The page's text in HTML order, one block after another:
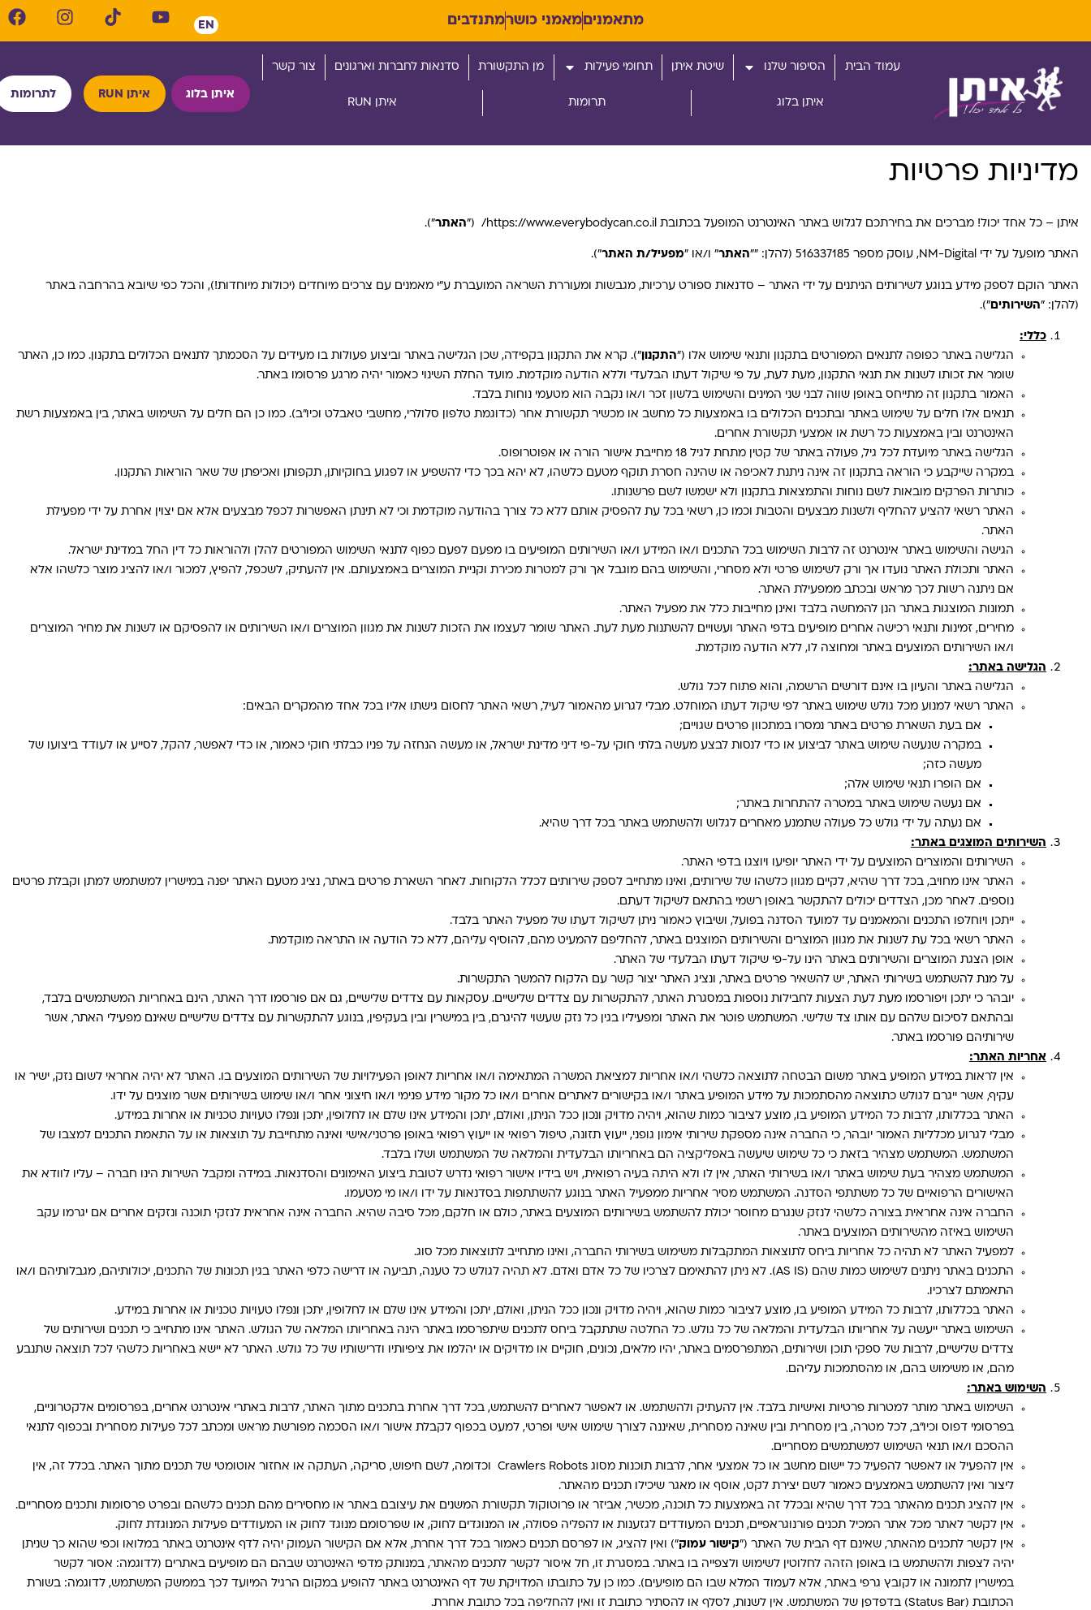
מתאמנים מאמני כושרמתנדבים EN
עמוד הבית הסיפור שלנו שיטת איתן תחומי פעילות מן התקשורת סדנאות לחברות וארגונים צור קשר
איתן בלוג תרומות איתן RUN
איתן בלוג איתן RUN לתרומות
מדיניות פרטיות
איתן – כל אחד יכול! מברכים את בחירתכם לגלוש באתר האינטרנט המופעל בכתובת https://www.everybodycan.co.il/ (״ האתר״).
האתר מופעל על ידי NM-Digital, עוסק מספר 516337185 (להלן: "" האתר" ו/או "מפעיל/ת האתר").
האתר הוקם לספק מידע בנוגע לשירותים הניתנים על ידי האתר – סדנאות ספורט ערכיות, מגבשות ומעוררת השראה המועברת ע"י מאמנים עם צרכים מיוחדים (יכולות מיוחדות!), והכל כפי שיובא בהרחבה באתר
(להלן: "השירותים ").
כללי:
הגלישה באתר כפופה לתנאים המפורטים בתקנון ותנאי שימוש אלו (״התקנון ״). קרא את התקנון בקפידה, שכן הגלישה באתר וביצוע פעולות בו מעידים על הסכמתך לתנאים הכלולים בתקנון. כמו כן, האתר
שומר את זכותו לשנות את תנאי התקנון, מעת לעת, על פי שיקול דעתו הבלעדי וללא הודעה מוקדמת. מועד החלת השינוי כאמור יהיה מרגע פרסומו באתר.
האמור בתקנון זה מתייחס באופן שווה לבני שני המינים והשימוש בלשון זכר ו/או נקבה הוא מטעמי נוחות בלבד.
תנאים אלו חלים על שימוש באתר ובתכנים הכלולים בו באמצעות כל מחשב או מכשיר תקשורת אחר (כדוגמת טלפון סלולרי, מחשבי טאבלט וכיו"ב). כמו כן הם חלים על השימוש באתר, בין באמצעות רשת
האינטרנט ובין באמצעות כל רשת או אמצעי תקשורת אחרים.
הגלישה באתר מיועדת לכל גיל, פעולה באתר של קטין מתחת לגיל 18 מחייבת אישור הורה או אפוטרופוס.
במקרה שייקבע כי הוראה בתקנון זה אינה ניתנת לאכיפה או שהינה חסרת תוקף מטעם כלשהו, לא יהא בכך כדי להשפיע או לפגוע בחוקיותן, תקפותן ואכיפתן של שאר הוראות התקנון.
כותרות הפרקים מובאות לשם נוחות והתמצאות בתקנון ולא ישמשו לשם פרשנותו.
האתר רשאי להציע להחליף ולשנות מבצעים והטבות וכמו כן, רשאי בכל עת להפסיק אותם ללא כל צורך בהודעה מוקדמת וכי לא תינתן האפשרות לכפל מבצעים אלא אם יצוין אחרת על ידי מפעילת
האתר.
הגישה והשימוש באתר אינטרנט זה לרבות השימוש בכל התכנים ו/או המידע ו/או השירותים המופיעים בו מפעם לפעם כפוף לתנאי השימוש המפורטים להלן ולהוראות כל דין החל במדינת ישראל.
האתר ותכולת האתר נועדו אך ורק לשימוש פרטי ולא מסחרי, והשימוש בהם מוגבל אך ורק למטרות מכירת וקניית המוצרים באמצעותם. אין להעתיק, לשכפל, להפיץ, למכור ו/או להציג מוצר כלשהו אלא
אם ניתנה רשות לכך מראש ובכתב ממפעילת האתר.
תמונות המוצגות באתר הנן להמחשה בלבד ואינן מחייבות כלל את מפעיל האתר.
מחירים, זמינות ותנאי רכישה אחרים מופיעים בדפי האתר ועשויים להשתנות מעת לעת. האתר שומר לעצמו את הזכות לשנות את מגוון המוצרים ו/או השירותים או להפסיקם או לשנות את מחיר המוצרים
ו/או השירותים המוצעים באתר ומחוצה לו, ללא הודעה מוקדמת.
הגלישה באתר:
הגלישה באתר והעיון בו אינם דורשים הרשמה, והוא פתוח לכל גולש.
האתר רשאי למנוע מכל גולש שימוש באתר לפי שיקול דעתו המוחלט. מבלי לגרוע מהאמור לעיל, רשאי האתר לחסום גישתו אליו בכל אחד מהמקרים הבאים:
אם בעת השארת פרטים באתר נמסרו במתכוון פרטים שגויים;
במקרה שנעשה שימוש באתר לביצוע או כדי לנסות לבצע מעשה בלתי חוקי על-פי דיני מדינת ישראל, או מעשה הנחזה על פניו כבלתי חוקי כאמור, או כדי לאפשר, להקל, לסייע או לעודד ביצועו של
מעשה כזה;
אם הופרו תנאי שימוש אלה;
אם נעשה שימוש באתר במטרה להתחרות באתר;
אם נעתה על ידי גולש כל פעולה שתמנע מאחרים לגלוש ולהשתמש באתר בכל דרך שהיא.
השירותים המוצגים באתר:
השירותים והמוצרים המוצעים על ידי האתר יופיעו ויוצגו בדפי האתר.
האתר אינו מחויב, בכל דרך שהיא, לקיים מגוון כלשהו של שירותים, ואינו מתחייב לספק שירותים לכלל הלקוחות. לאחר השארת פרטים באתר, נציג מטעם האתר יפנה במישרין למשתמש למתן וקבלת פרטים
נוספים. לאחר מכן, הצדדים יכולים להתקשר באופן רשמי בהתאם לשיקול דעתם.
ייתכן ויוחלפו התכנים והמאמנים עד למועד הסדנה בפועל, ושיבוץ כאמור ניתן לשיקול דעתו של מפעיל האתר בלבד.
האתר רשאי בכל עת לשנות את מגוון המוצרים והשירותים המוצגים באתר, להחליפם להמעיט מהם, להוסיף עליהם, ללא כל הודעה או התראה מוקדמת.
אופן הצגת המוצרים והשירותים באתר הינו על-פי שיקול דעתו הבלעדי של האתר.
על מנת להשתמש בשירותי האתר, יש להשאיר פרטים באתר, ונציג האתר יצור קשר עם הלקוח להמשך התקשרות.
יובהר כי יתכן ויפורסמו מעת לעת הצעות לחבילות נוספות במסגרת האתר, להתקשרות עם צדדים שלישיים. עסקאות עם צדדים שלישיים, גם אם פורסמו דרך האתר, הינם באחריות המשתמשים בלבד,
ובהתאם לסיכום שלהם עם אותו צד שלישי. המשתמש פוטר את האתר ומפעיליו בגין כל נזק שעשוי להיגרם, בין במישרין ובין בעקיפין, בנוגע להתקשרות עם צדדים שלישיים שאינם מפעילי האתר, אשר
שירותיהם פורסמו באתר.
אחריות האתר:
אין לראות במידע המופיע באתר משום הבטחה לתוצאה כלשהי ו/או אחריות למציאת המשרה המתאימה ו/או אחריות לאופן הפעילויות של השירותים המוצעים בו. האתר לא יהיה אחראי לשום נזק, ישיר או
עקיף, אשר ייגרם לגולש כתוצאה מהסתמכות על מידע המופיע באתר ו/או בקישורים לאתרים אחרים ו/או כל מקור מידע פנימי ו/או חיצוני אחר ו/או שימוש בשירותים אשר מוצגים על ידו.
האתר בכללותו, לרבות כל המידע המופיע בו, מוצע לציבור כמות שהוא, ויהיה מדויק ונכון ככל הניתן, ואולם, יתכן והמידע אינו שלם או לחלופין, יתכן ונפלו טעויות טכניות או אחרות במידע.
מבלי לגרוע מכלליות האמור יובהר, כי החברה אינה מספקת שירותי אימון גופני, ייעוץ תזונה, טיפול רפואי או ייעוץ רפואי באופן פרטני/אישי ואינה מתחייבת על תוצאות או על התאמת התכנים למצבו של
המשתמש. המשתמש מצהיר בזאת כי כל שימוש שיעשה באפליקציה הם באחריותו הבלעדית והמלאה של המשתמש ושלו בלבד.
המשתמש מצהיר בעת שימוש באתר ו/או בשירותי האתר, אין לו ולא היתה בעיה רפואית, ויש בידיו אישור רפואי נדרש לטובת ביצוע האימונים והסדנאות. במידה ומקבל השירות הינו חברה – עליו לוודא את
האישורים הרפואיים של כל משתתפי הסדנה. המשתמש מסיר אחריות ממפעיל האתר בנוגע להשתתפות בסדנאות על ידו ו/או מי מטעמו.
החברה אינה אחראית בצורה כלשהי לנזק שנגרם מחוסר יכולת להשתמש בשירותים המוצעים באתר, כולם או חלקם, מכל סיבה שהיא. החברה אינה אחראית לנזקי תוכנה ונזקים אחרים אם יגרמו עקב
השימוש באיזה מהשירותים המוצעים באתר.
למפעיל האתר לא תהיה כל אחריות ביחס לתוצאות המתקבלות משימוש בשירותי החברה, ואינו מתחייב לתוצאות מכל סוג.
התכנים באתר ניתנים לשימוש כמות שהם (AS IS). לא ניתן להתאימם לצרכיו של כל אדם ואדם. לא תהיה לגולש כל טענה, תביעה או דרישה כלפי האתר בגין תכונות של התכנים, יכולותיהם, מגבלותיהם ו/או
התאמתם לצרכיו.
האתר בכללותו, לרבות כל המידע המופיע בו, מוצע לציבור כמות שהוא, ויהיה מדויק ונכון ככל הניתן, ואולם, יתכן והמידע אינו שלם או לחלופין, יתכן ונפלו טעויות טכניות או אחרות במידע.
השימוש באתר ייעשה על אחריותו הבלעדית והמלאה של כל גולש. כל החלטה שתתקבל ביחס לתכנים שיתפרסמו באתר הינה באחריותו המלאה של הגולש. האתר אינו מתחייב כי תכנים ושירותים של
צדדים שלישיים, לרבות של ספקי תוכן ושירותים, המתפרסמים באתר, יהיו מלאים, נכונים, חוקיים או מדויקים או יהלמו את ציפיותיו ודרישותיו של כל גולש. האתר לא יישא באחריות כלשהי לכל תוצאה שתנבע
מהם, או משימוש בהם, או מהסתמכות עליהם.
השימוש באתר:
השימוש באתר מותר למטרות פרטיות ואישיות בלבד. אין להעתיק ולהשתמש. או לאפשר לאחרים להשתמש, בכל דרך אחרת בתכנים מתוך האתר, לרבות באתרי אינטרנט אחרים, בפרסומים אלקטרוניים,
בפרסומי דפוס וכיו"ב, לכל מטרה, בין מסחרית ובין שאינה מסחרית, שאיננה לצורך שימוש אישי ופרטי, למעט בכפוף לקבלת אישור ו/או הסכמה מפורשת מראש ומכתב לכל פעילות מסחרית ובכפוף לתנאי
ההסכם ו/או תנאי השימוש למשתמשים מסחריים.
אין להפעיל או לאפשר להפעיל כל יישום מחשב או כל אמצעי אחר, לרבות תוכנות מסוג Crawlers Robots וכדומה, לשם חיפוש, סריקה, העתקה או אחזור אוטומטי של תכנים מתוך האתר. בכלל זה, אין
ליצור ואין להשתמש באמצעים כאמור לשם יצירת לקט, אוסף או מאגר שיכילו תכנים מהאתר.
אין להציג תכנים מהאתר בכל דרך שהיא ובכלל זה באמצעות כל תוכנה, מכשיר, אביזר או פרוטוקול תקשורת המשנים את עיצובם באתר או מחסירים מהם תכנים כלשהם ובפרט פרסומות ותכנים מסחריים.
אין לקשר לאתר מכל אתר המכיל תכנים פורנוגראפיים, תכנים המעודדים לגזענות או להפליה פסולה, או המנוגדים לחוק, או שפרסומם מנוגד לחוק או המעודדים פעילות המנוגדת לחוק.
אין לקשר לתכנים מהאתר, שאינם דף הבית של האתר ("קישור עמוק") ואין להציג, או לפרסם תכנים כאמור בכל דרך אחרת, אלא אם הקישור העמוק יהיה לדף אינטרנט באתר במלואו וכפי שהוא כך שניתן
יהיה לצפות ולהשתמש בו באופן הזהה לחלוטין לשימוש ולצפייה בו באתר. במסגרת זו, חל איסור לקשר לתכנים מהאתר, במנותק מדפי האינטרנט שבהם הם מופיעים באתרים (לדוגמה: אסור לקשר
במישרין לתמונה או לקובץ גרפי באתר, אלא לעמוד המלא שבו הם מופיעים). כמו כן על כתובתו המדויקת של דף האינטרנט באתר להופיע במקום הרגיל המיועד לכך בממשק המשתמש, לדוגמה: בשורת
הכתובת (Status Bar) בדפדפן של המשתמש. אין לשנות, לסלף או להסתיר כתובת זו ואין להחליפה בכל כתובת אחרת.